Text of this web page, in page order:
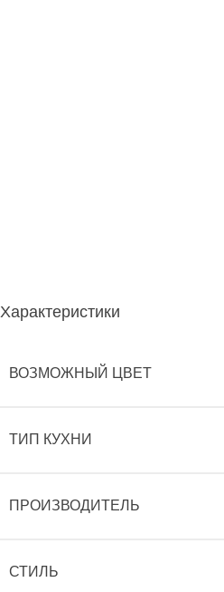
Характеристики
ВОЗМОЖНЫЙ ЦВЕТ
ТИП КУХНИ
ПРОИЗВОДИТЕЛЬ
СТИЛЬ